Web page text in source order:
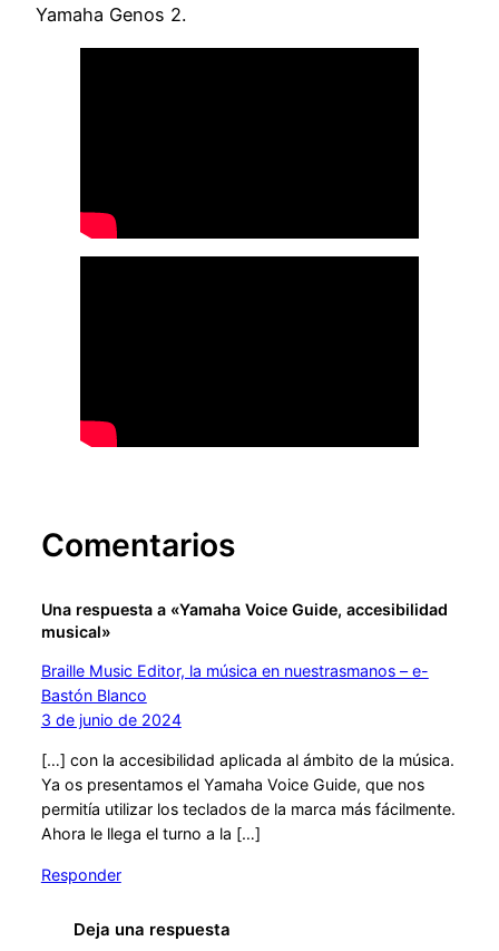
Yamaha Genos 2.
Comentarios
Una respuesta a «Yamaha Voice Guide, accesibilidad
musical»
Braille Music Editor, la música en nuestrasmanos – e-
Bastón Blanco
3 de junio de 2024
[…] con la accesibilidad aplicada al ámbito de la música.
Ya os presentamos el Yamaha Voice Guide, que nos
permitía utilizar los teclados de la marca más fácilmente.
Ahora le llega el turno a la […]
Responder
Deja una respuesta